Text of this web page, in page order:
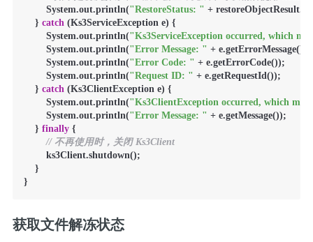
        System.out.println(
"RestoreStatus: " +
    }
catch (Ks3ServiceException e) {
        System.out.println(
"Ks3ServiceException occurred, which
        System.out.println(
"Error Message: " + e.getErrorMessage());
        System.out.println(
"Error Code: " + e.getErrorCode());
        System.out.println(
"Request ID: " + e.getRequestId());
    }
catch (Ks3ClientException e) {
        System.out.println(
"Ks3ClientException occurred, which
        System.out.println(
"Error Message: " + e.getMessage());
    }
finally {
// 不再使用时，关闭 Ks3Client
        ks3Client.shutdown();
    }
}
获取文件解冻状态